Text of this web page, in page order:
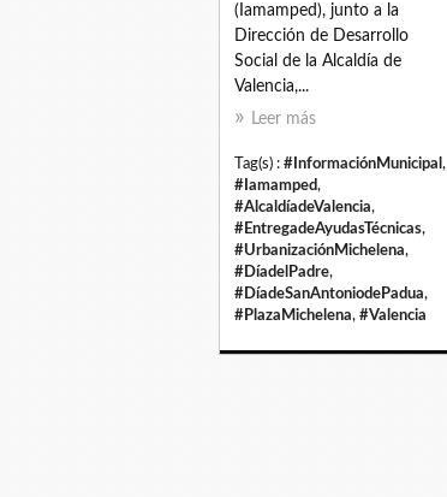
(Iamamped), junto a la
Dirección de Desarrollo
Social de la Alcaldía de
Valencia,...
Leer más
Tag(s) : #InformaciónMunicipal ,
#Iamamped,
#AlcaldíadeValencia,
#EntregadeAyudasTécnicas,
#UrbanizaciónMichelena,
#DíadelPadre,
#DíadeSanAntoniodePadua,
#PlazaMichelena, #Valencia